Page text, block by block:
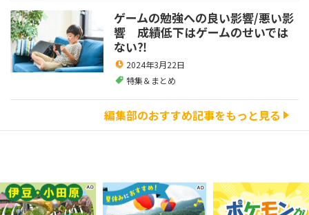
ゲームの勉強への良い影響/悪い影
響 成績低下はゲームのせいでは
ない⁈
2024年3月22日
特集＆まとめ
編集部のおすすめ記事をもっと見る